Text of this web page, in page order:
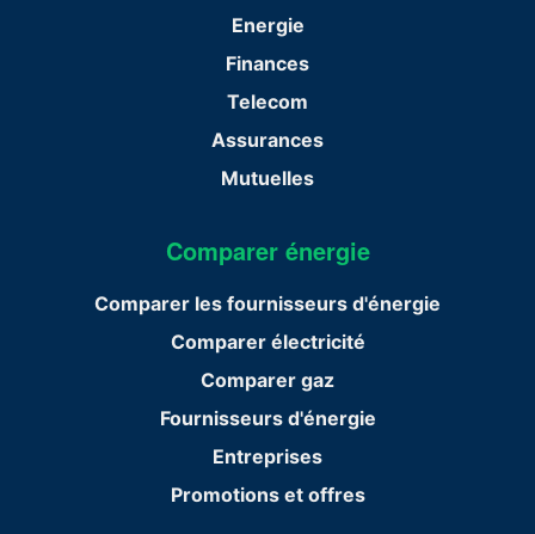
Energie
Finances
Telecom
Assurances
Mutuelles
Comparer énergie
Comparer les fournisseurs d'énergie
Comparer électricité
Comparer gaz
Fournisseurs d'énergie
Entreprises
Promotions et offres